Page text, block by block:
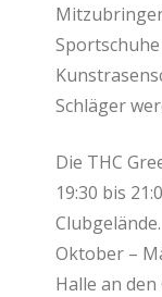
Schläger
Die THC
19:30 bis
Oktober –
Halle an